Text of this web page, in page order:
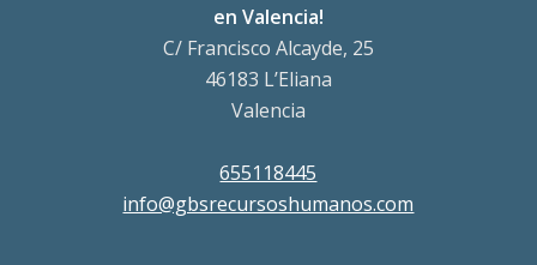
en Valencia!
C/ Francisco Alcayde, 25
46183 L’Eliana
Valencia
655118445
info@gbsrecursoshumanos.com